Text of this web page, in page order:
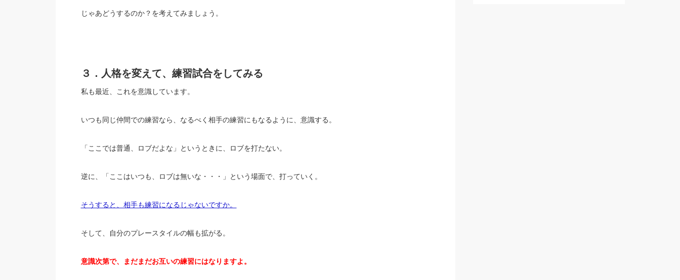
じゃあどうするのか？を考えてみましょう。
３．人格を変えて、練習試合をしてみる
私も最近、これを意識しています。
いつも同じ仲間での練習なら、なるべく相手の練習にもなるように、意識する。
「ここでは普通、ロブだよな」というときに、ロブを打たない。
逆に、「ここはいつも、ロブは無いな・・・」という場面で、打っていく。
そうすると、相手も練習になるじゃないですか。
そして、自分のプレースタイルの幅も拡がる。
意識次第で、まだまだお互いの練習にはなりますよ。